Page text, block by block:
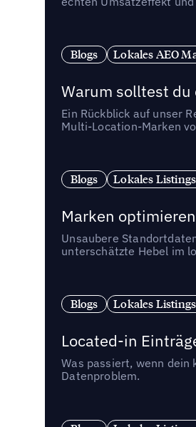
Blogs Lokales AEO
Warum solltest
Ein Rückblick auf unser
Multi-Location-Marken
Blogs Lokales
Marken
Unsaubere
unterschätzte Hebel im
Blogs Lokales
Located-in
Was passiert, wenn dein
Datenproblem.